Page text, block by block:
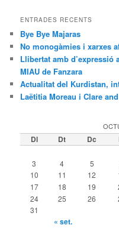
ENTRADES RECENTS
Bye Bye Majaras
No monogàmies i xarxes
Llibertat amb d’expressió
MIAU de Fanzara
Actualitat del Kurdistan,
Laëtitia Moreau i Clare
Dl Dt Dc
3 4 5
10
11 12
17 18 19
24 25 26
31
« set.